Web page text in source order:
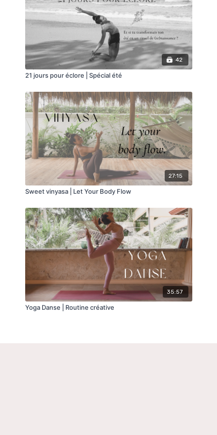
Une séance de yoga debout 100% dynamique et
concise, idéale si vous disposez de peu de temps.
Belle séance
42
21 jours pour éclore | Spécial été
27:15
Sweet vinyasa | Let Your Body Flow
35:57
Yoga Danse | Routine créative